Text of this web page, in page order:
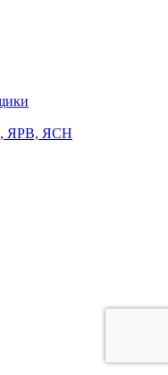
ЯРВ, ЯСН